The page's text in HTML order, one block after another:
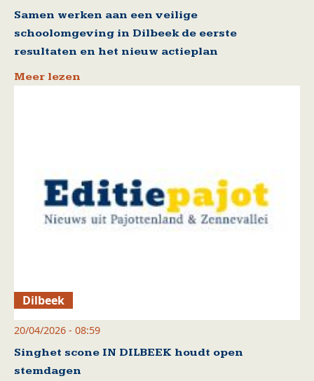
Samen werken aan een veilige
schoolomgeving in Dilbeek de eerste
resultaten en het nieuw actieplan
Meer lezen
Dilbeek
20/04/2026 - 08:59
Singhet scone IN DILBEEK houdt open
stemdagen